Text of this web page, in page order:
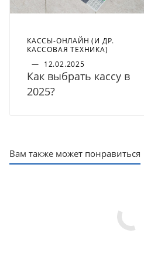
КАССЫ-ОНЛАЙН (И ДР.
КАССОВАЯ ТЕХНИКА)
— 12.02.2025
Как выбрать кассу в
2025?
Вам также может понравиться